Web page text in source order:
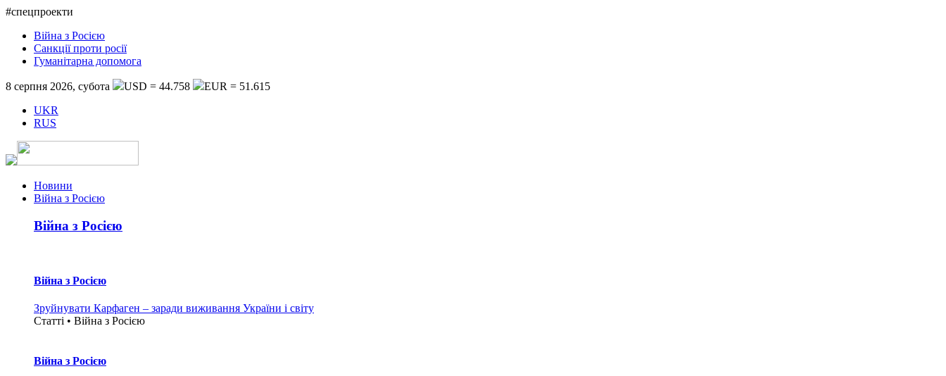
#спецпроекти
Війна з Росією
Санкції проти росії
Гуманітарна допомога
8 серпня 2026, субота USD = 44.758
EUR = 51.615
UKR
RUS
Новини
Війна з Росією
Війна з Росією
Війна з Росією
Зруйнувати Карфаген – заради виживання України і світу
Статті • Війна з Росією
Війна з Росією